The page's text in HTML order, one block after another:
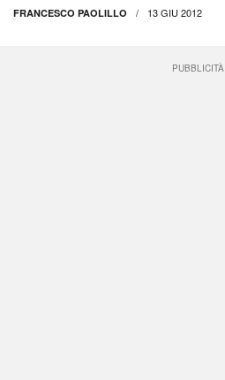
FRANCESCO PAOLILLO 13 GIU 2012
PUBBLICITÀ